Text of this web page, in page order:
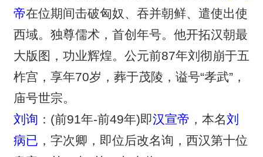
帝在位期间击破匈奴、吞并朝鲜、遣使出使
西域。独尊儒术，首创年号。他开拓汉朝最
大版图，功业辉煌。公元前87年刘彻崩于五
柞宫，享年70岁，葬于茂陵，谥号“孝武”，
庙号世宗。
刘询 ：(前91年-前49年)即汉宣帝 ，本名刘
病已 ，字次卿，即位后改名询，西汉第十位